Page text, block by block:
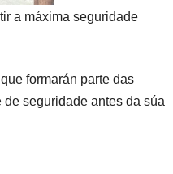
a máxima seguridade
formarán parte das
seguridade antes da súa